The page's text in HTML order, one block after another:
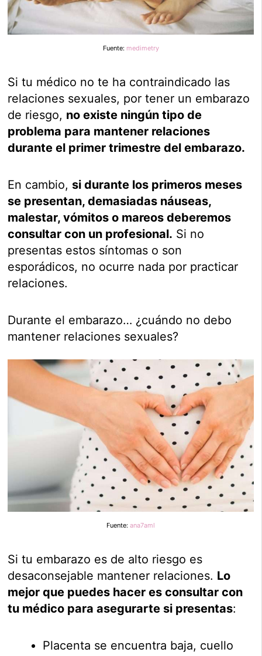
Fuente: medimetry
Si tu médico no te ha contraindicado las
relaciones sexuales, por tener un embarazo
de riesgo, no existe ningún tipo de
problema para mantener relaciones
durante el primer trimestre del embarazo.
En cambio, si durante los primeros meses
se presentan, demasiadas náuseas,
malestar, vómitos o mareos deberemos
consultar con un profesional. Si no
presentas estos síntomas o son
esporádicos, no ocurre nada por practicar
relaciones.
Durante el embarazo… ¿cuándo no debo
mantener relaciones sexuales?
Fuente: ana7aml
Si tu embarazo es de alto riesgo es
desaconsejable mantener relaciones. Lo
mejor que puedes hacer es consultar con
tu médico para asegurarte si presentas:
Placenta se encuentra baja, cuello